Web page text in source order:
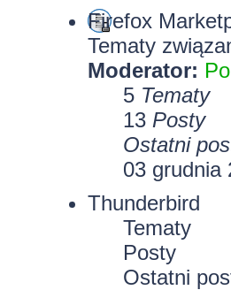
Firefox
Tematy
Moderator:
5 Tematy
13 Posty
Ostatni
03 grudnia
Thunderbird
Tematy
Posty
Ostatni